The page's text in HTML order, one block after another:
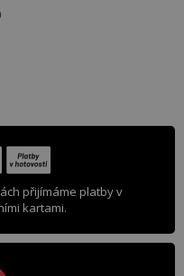
přijímáme platby v
kartami.